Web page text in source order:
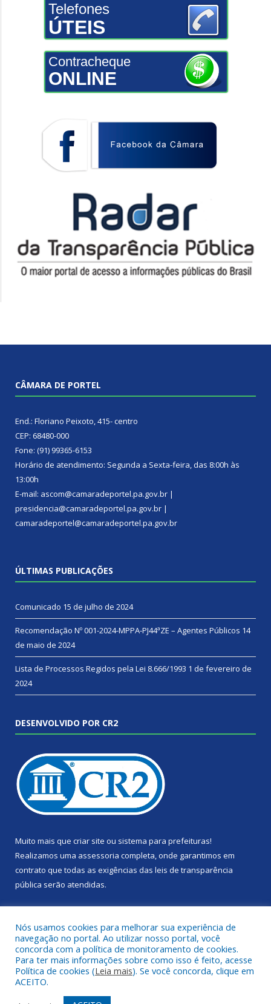
Telefones
ÚTEIS
Contracheque
ONLINE
CÂMARA DE PORTEL
End.: Floriano Peixoto, 415- centro
CEP: 68480-000
Fone: (91) 99365-6153
Horário de atendimento: Segunda a Sexta-feira, das 8:00h às
13:00h
E-mail: ascom@camaradeportel.pa.gov.br |
presidencia@camaradeportel.pa.gov.br |
camaradeportel@camaradeportel.pa.gov.br
ÚLTIMAS PUBLICAÇÕES
Comunicado 15 de julho de 2024
Recomendação Nº 001-2024-MPPA-PJ44ªZE – Agentes Públicos 14
de maio de 2024
Lista de Processos Regidos pela Lei 8.666/1993 1 de fevereiro de
2024
DESENVOLVIDO POR CR2
Muito mais que criar site ou sistema para prefeituras!
Realizamos uma assessoria completa, onde garantimos em
contrato que todas as exigências das leis de transparência
pública serão atendidas.
Todos os direitos reservados a Câmara Municipal de Portel.
Nós usamos cookies para melhorar sua experiência de
navegação no portal. Ao utilizar nosso portal, você
concorda com a política de monitoramento de cookies.
Para ter mais informações sobre como isso é feito, acesse
Política de cookies (Leia mais). Se você concorda, clique em
ACEITO.